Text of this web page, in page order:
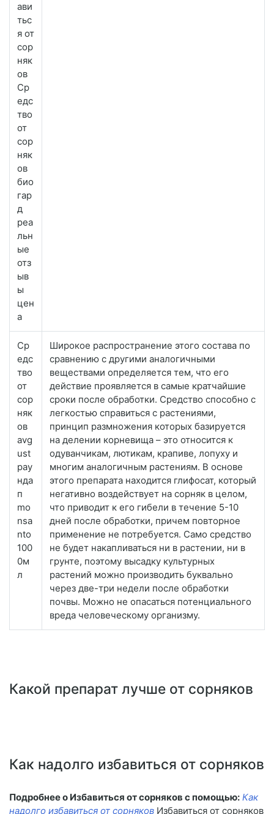
ави
тьс
я от
сор
няк
ов
Ср
едс
тво
от
сор
няк
ов
био
гар
д
реа
льн
ые
отз
ыв
ы
цен
а
Ср
едс
тво
от
сор
няк
ов
avg
ust
рау
нда
п
mo
nsa
nto
100
0м
л
Широкое распространение этого состава по
сравнению с другими аналогичными
веществами определяется тем, что его
действие проявляется в самые кратчайшие
сроки после обработки. Средство способно с
легкостью справиться с растениями,
принцип размножения которых базируется
на делении корневища – это относится к
одуванчикам, лютикам, крапиве, лопуху и
многим аналогичным растениям. В основе
этого препарата находится глифосат, который
негативно воздействует на сорняк в целом,
что приводит к его гибели в течение 5-10
дней после обработки, причем повторное
применение не потребуется. Само средство
не будет накапливаться ни в растении, ни в
грунте, поэтому высадку культурных
растений можно производить буквально
через две-три недели после обработки
почвы. Можно не опасаться потенциального
вреда человеческому организму.
Какой препарат лучше от сорняков
Как надолго избавиться от сорняков
Подробнее о Избавиться от сорняков с помощью: Как
надолго избавиться от сорняков Избавиться от сорняков